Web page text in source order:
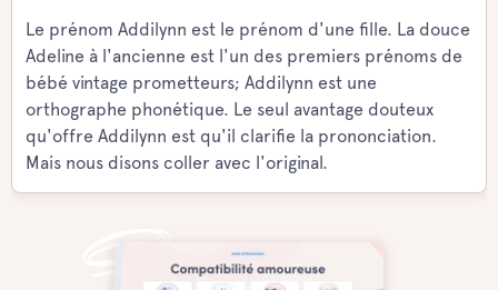
Le prénom Addilynn est le prénom d'une fille. La douce
Adeline à l'ancienne est l'un des premiers prénoms de
bébé vintage prometteurs; Addilynn est une
orthographe phonétique. Le seul avantage douteux
qu'offre Addilynn est qu'il clarifie la prononciation.
Mais nous disons coller avec l'original.